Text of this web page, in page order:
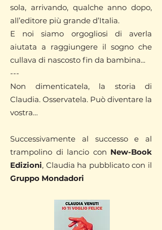
sola, arrivando, qualche anno dopo,
all’editore più grande d’Italia.
E noi siamo orgogliosi di averla
aiutata a raggiungere il sogno che
cullava di nascosto fin da bambina...
---
Non dimenticatela, la storia di
Claudia. Osservatela. Può diventare la
vostra…
Successivamente al successo e al
trampolino di lancio con New-Book
Edizioni, Claudia ha pubblicato con il
Gruppo Mondadori